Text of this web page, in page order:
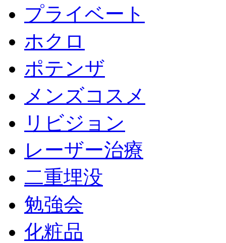
プライベート
ホクロ
ポテンザ
メンズコスメ
リビジョン
レーザー治療
二重埋没
勉強会
化粧品